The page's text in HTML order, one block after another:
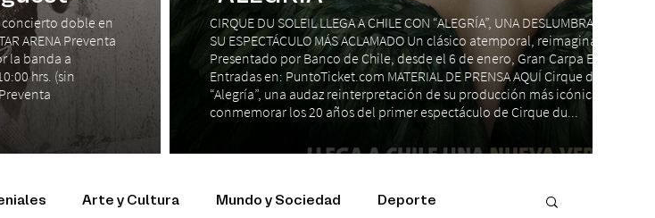
doble en
ARENA Preventa
la banda a
hrs. (sin
CIRQUE DU SOLEIL LLEGA A CHILE CON “ALEGRÍA”, UNA DESLUMBRANTE
SU ESPECTÁCULO MÁS ACLAMADO Un clásico atemporal, reimaginado para
Presentado por Banco de Chile, desde el 6 de enero, Gran Carpa Espacio
Entradas en: PuntoTicket.com MATERIAL DE PRENSA AQUÍ Cirque du Soleil
“Alegría”, una audaz reinterpretación de su producción más icónica,
conmemorar los 20 años del primer espectáculo de Cirque du...
Arte y Cultura Mundo y Sociedad Deporte